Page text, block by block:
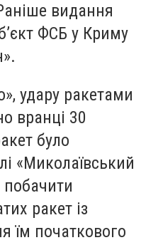
видання
ФСБ у Криму
удару ракетами
вранці 30
було
«Миколаївський
ракет із
їм початкового